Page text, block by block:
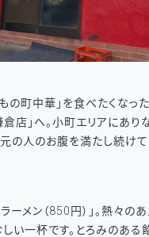
の町中華」を食べたくなっ
倉店」へ。小町エリアにあ
の人のお腹を満たし続け
ーメン（850円）」。熱々の
しい一杯です。とろみのある